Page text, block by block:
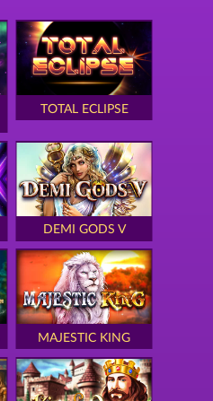
TOTAL ECLIPSE
DEMI GODS V
MAJESTIC KING